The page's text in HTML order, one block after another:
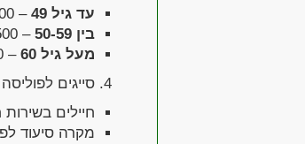
עד גיל 49
– 5500 ₪ בבית ו 10000 ₪ במוסד (החזר עד 80% מההוצאה).
בין 50-59
– 4500 ₪ בבית ו 6500 ₪ במוסד (החזר עד 80% מההוצאה).
מעל גיל 60
– 3500 ₪ בבית ו 4500 ₪ במוסד (החזר עד 80% מההוצאה).
סייגים
חיילים
מקרה סיעוד לפני גיל 3 (אי